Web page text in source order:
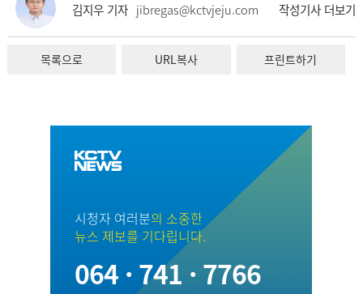
김지우 기자 jibregas@kctvjeju.com 작성기사 더보기
목록으로 URL복사 프린트하기
시청자 여러분의 소중한
뉴스 제보를 기다립니다.
064 · 741 · 7766